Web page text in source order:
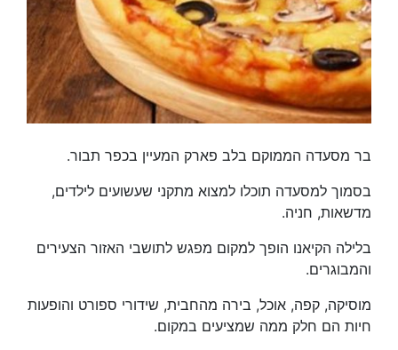
בר מסעדה הממוקם בלב פארק המעיין בכפר תבור.
בסמוך למסעדה תוכלו למצוא מתקני שעשועים לילדים,
מדשאות, חניה.
בלילה הקיאנו הופך למקום מפגש לתושבי האזור הצעירים
והמבוגרים.
מוסיקה, קפה, אוכל, בירה מהחבית, שידורי ספורט והופעות
חיות הם חלק ממה שמציעים במקום.